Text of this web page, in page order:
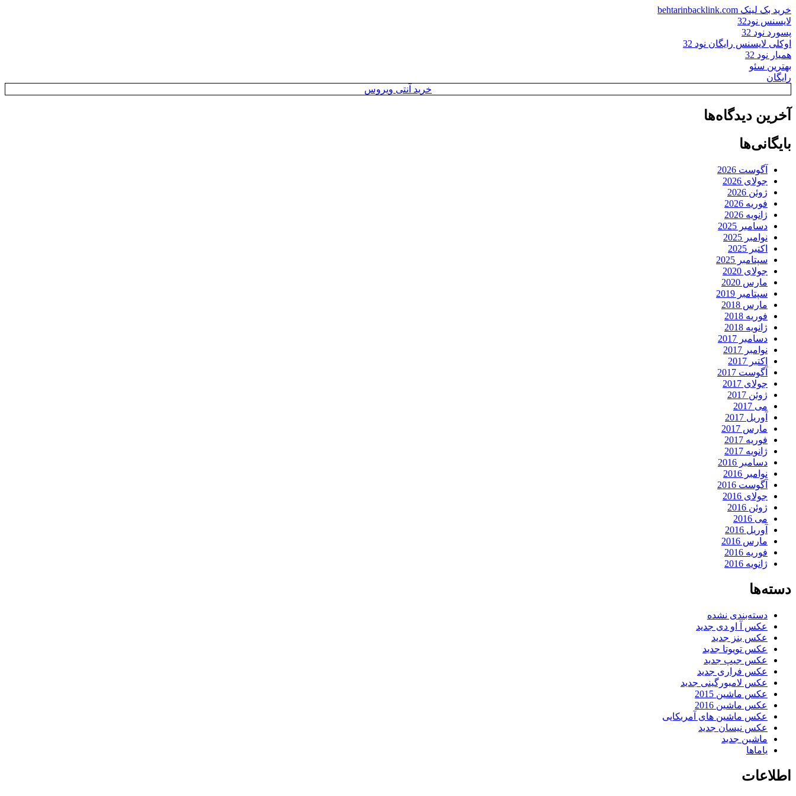
خرید بک لینک behtarinbacklink.com
لایسنس نود32
پسورد نود 32
اوکلی لایسنس رایگان نود 32
همیار نود 32
بهترین سئو
رایگان
خرید آنتی ویروس
آخرین دیدگاه‌ها
بایگانی‌ها
آگوست 2026
جولای 2026
ژوئن 2026
فوریه 2026
ژانویه 2026
دسامبر 2025
نوامبر 2025
اکتبر 2025
سپتامبر 2025
جولای 2020
مارس 2020
سپتامبر 2019
مارس 2018
فوریه 2018
ژانویه 2018
دسامبر 2017
نوامبر 2017
اکتبر 2017
آگوست 2017
جولای 2017
ژوئن 2017
می 2017
آوریل 2017
مارس 2017
فوریه 2017
ژانویه 2017
دسامبر 2016
نوامبر 2016
آگوست 2016
جولای 2016
ژوئن 2016
می 2016
آوریل 2016
مارس 2016
فوریه 2016
ژانویه 2016
دسته‌ها
دسته‌بندی نشده
عکس آ او دی جدید
عکس بنز جدید
عکس تویوتا جدید
عکس جیپ جدید
عکس فراری جدید
عکس لامبورگینی جدید
عکس ماشین 2015
عکس ماشین 2016
عکس ماشین های آمربکایی
عکس نیسان جدید
ماشین جدید
یاماها
اطلاعات